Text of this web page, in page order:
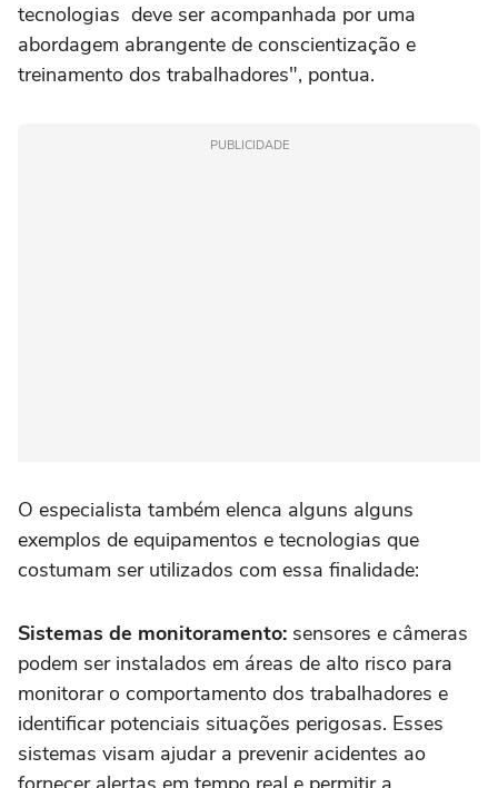
tecnologias deve ser acompanhada por uma
abordagem abrangente de conscientização e
treinamento dos trabalhadores", pontua.
PUBLICIDADE
O especialista também elenca alguns alguns
exemplos de equipamentos e tecnologias que
costumam ser utilizados com essa finalidade:
Sistemas de monitoramento: sensores e câmeras
podem ser instalados em áreas de alto risco para
monitorar o comportamento dos trabalhadores e
identificar potenciais situações perigosas. Esses
sistemas visam ajudar a prevenir acidentes ao